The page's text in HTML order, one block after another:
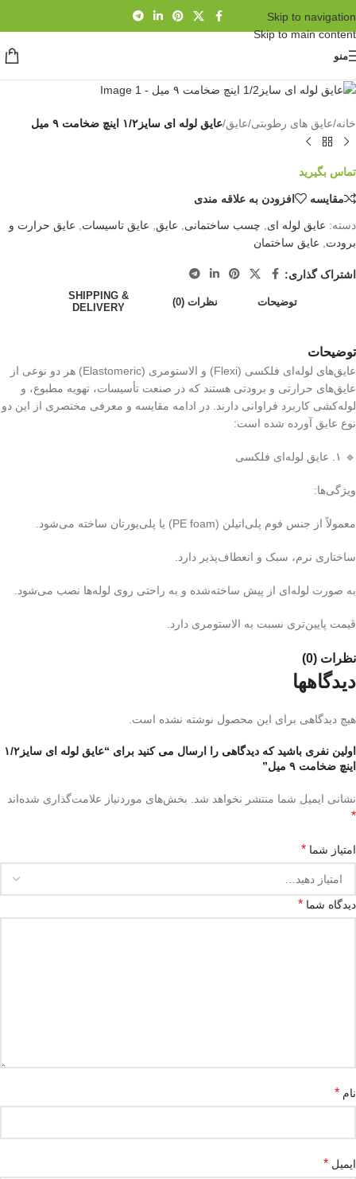
Skip to navigation
Skip to main content
منو
خانه/عایق های رطوبتی/عایق/عایق لوله ای سایز۱/۲ اینچ ضخامت ۹ میل
تماس بگیرید
مقايسه افزودن به علاقه مندی
دسته: عایق لوله ای, چسب ساختمانی, عایق, عایق تاسیسات, عایق حرارت و
برودت, عایق ساختمان
اشتراک گذاری:
توضیحات نظرات (0)
SHIPPING &
DELIVERY
توضیحات
عایق‌های لوله‌ای فلکسی (Flexi) و الاستومری (Elastomeric) هر دو نوعی از
عایق‌های حرارتی و برودتی هستند که در صنعت تأسیسات، تهویه مطبوع، و
لوله‌کشی کاربرد فراوانی دارند. در ادامه مقایسه و معرفی مختصری از این دو
نوع عایق آورده شده است:
🔹 ۱. عایق لوله‌ای فلکسی
ویژگی‌ها:
معمولاً از جنس فوم پلی‌اتیلن (PE foam) یا پلی‌یورتان ساخته می‌شود.
ساختاری نرم، سبک و انعطاف‌پذیر دارد.
به صورت لوله‌ای از پیش ساخته‌شده و به راحتی روی لوله‌ها نصب می‌شود.
قیمت پایین‌تری نسبت به الاستومری دارد.
نظرات (0)
دیدگاهها
هیچ دیدگاهی برای این محصول نوشته نشده است.
اولین نفری باشید که دیدگاهی را ارسال می کنید برای “عایق لوله ای سایز۱/۲
اینچ ضخامت ۹ میل”
نشانی ایمیل شما منتشر نخواهد شد. بخش‌های موردنیاز علامت‌گذاری شده‌اند
*
امتیاز شما *
دیدگاه شما *
نام *
ایمیل *